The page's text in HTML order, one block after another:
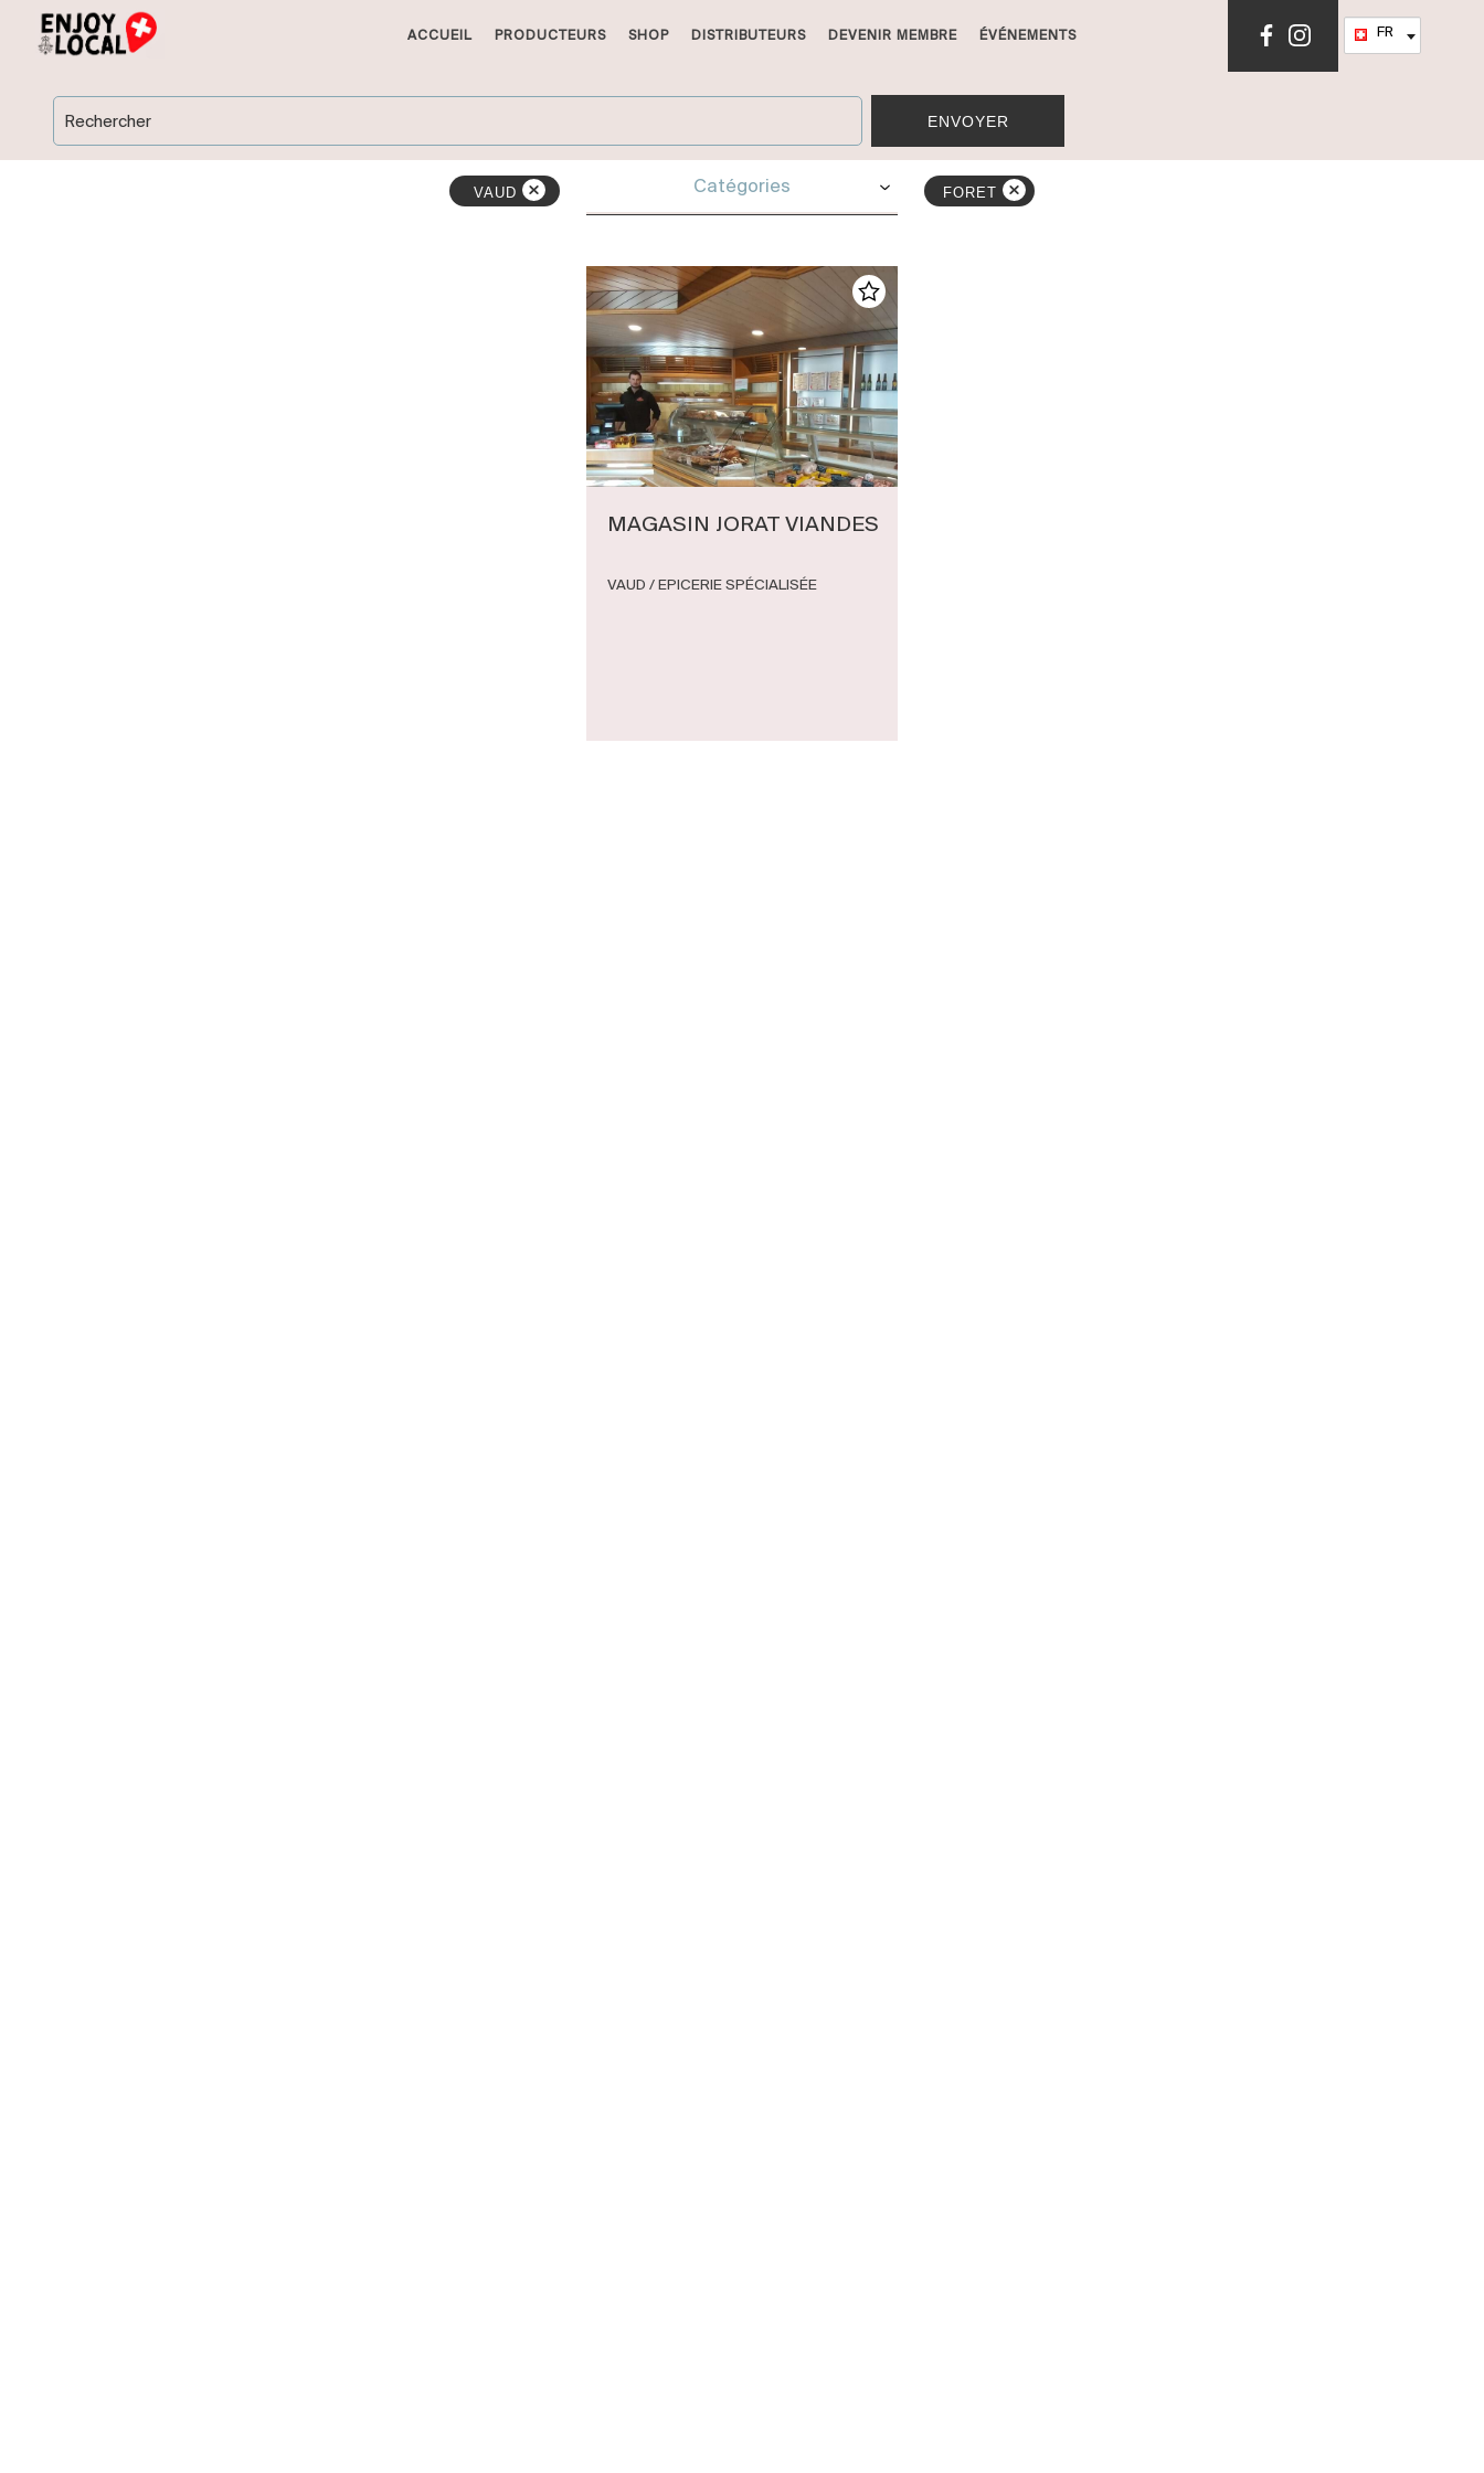
ACCUEIL PRODUCTEURS SHOP DISTRIBUTEURS DEVENIR MEMBRE ÉVÉNEMENTS FR
Language
Rechercher ENVOYER
VAUD Catégories FORET
MAGASIN JORAT VIANDES
VAUD / EPICERIE SPÉCIALISÉE